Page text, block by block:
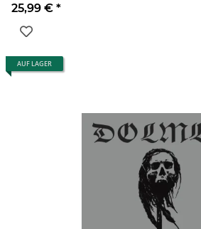
25,99 € *
AUF LAGER